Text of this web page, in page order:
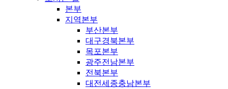
본부
지역본부
부산본부
대구경북본부
목포본부
광주전남본부
전북본부
대전세종충남본부